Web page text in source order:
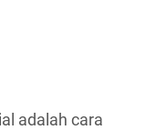
adalah cara